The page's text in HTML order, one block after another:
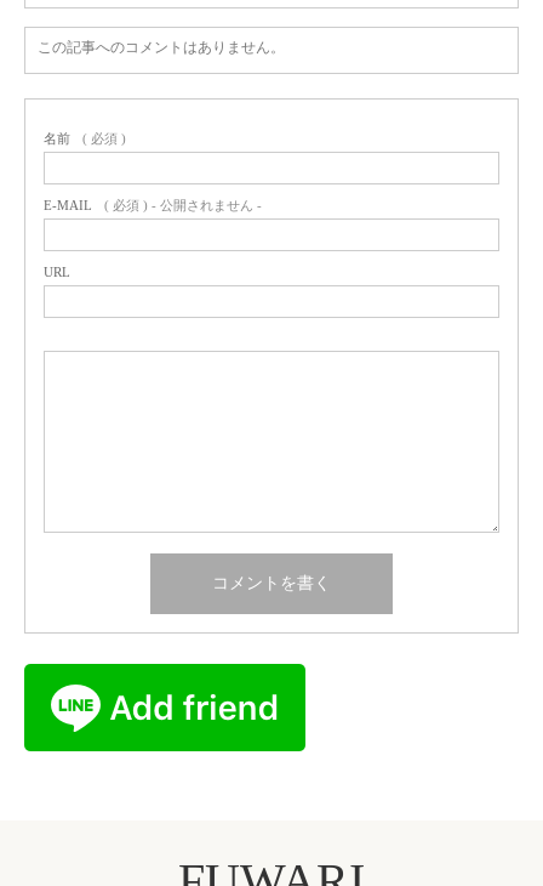
この記事へのコメントはありません。
名前 ( 必須 )
E-MAIL ( 必須 ) - 公開されません -
URL